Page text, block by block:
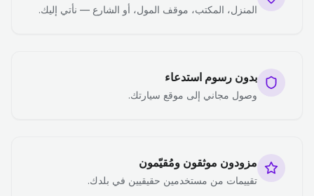
المنزل، المكتب، موقف المول، أو الشارع — نأتي إليك.
بدون رسوم استدعاء
وصول مجاني إلى موقع سيارتك.
مزودون موثقون ومُقيّمون
تقييمات من مستخدمين حقيقيين في بلدك.